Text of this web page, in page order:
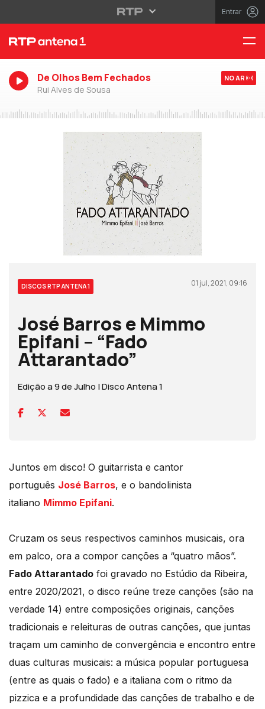
Entrar
De Olhos Bem Fechados
Rui Alves de Sousa
NO AR
DISCOS RTP ANTENA 1 01 jul, 2021, 09:16
José Barros e Mimmo
Epifani – “Fado
Attarantado”
Edição a 9 de Julho | Disco Antena 1
Juntos em disco! O guitarrista e cantor
português José Barros, e o bandolinista
italiano Mimmo Epifani.
Cruzam os seus respectivos caminhos musicais, ora
em palco, ora a compor canções a “quatro mãos”.
Fado Attarantado foi gravado no Estúdio da Ribeira,
entre 2020/2021, o disco reúne treze canções (são na
verdade 14) entre composições originais, canções
tradicionais e releituras de outras canções, que juntas
traçam um caminho de convergência e encontro entre
duas culturas musicais: a música popular portuguesa
(entre as quais o fado) e a italiana com o ritmo da
pizzica e a profundidade das canções de trabalho e de